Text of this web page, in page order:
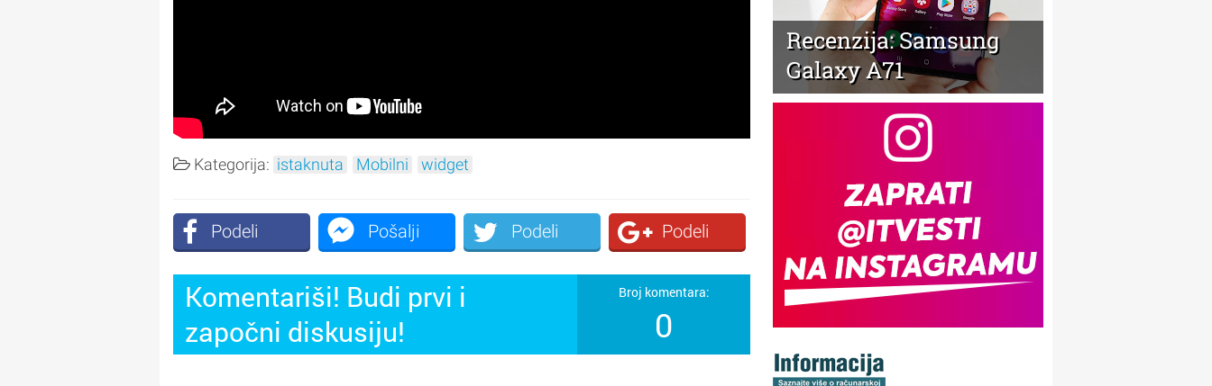
Kategorija: istaknuta Mobilni widget
Podeli Pošalji Podeli Podeli
Komentariši! Budi prvi i
započni diskusiju!
Broj komentara:
0
Recenzija: Samsung
Galaxy A71